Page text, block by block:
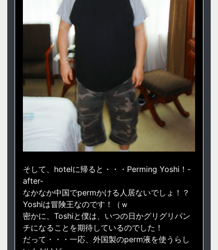
そして、hotelに帰ると・・・Perming Yoshi！-
after-
なかなか中国でpermかける人居ないでしょ！？
Yoshiは冒険王なのです！（ｗ
密かに、Toshiと僕は、いつの日かグリグリパン
チになることを期待しているのでした！
だって・・・一応、外国製のperm液を使うらし